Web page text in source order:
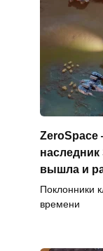
ZeroSpace
вышла и
Поклонники
времени